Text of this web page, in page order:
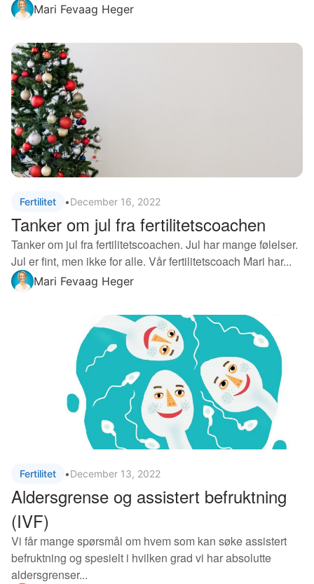
Mari Fevaag Heger
Fertilitet •December 16, 2022
Tanker om jul fra fertilitetscoachen
Tanker om jul fra fertilitetscoachen. Jul har mange følelser.
Jul er fint, men ikke for alle. Vår fertilitetscoach Mari har...
Mari Fevaag Heger
Fertilitet •December 13, 2022
Aldersgrense og assistert befruktning
(IVF)
Vi får mange spørsmål om hvem som kan søke assistert
befruktning og spesielt i hvilken grad vi har absolutte
aldersgrenser...